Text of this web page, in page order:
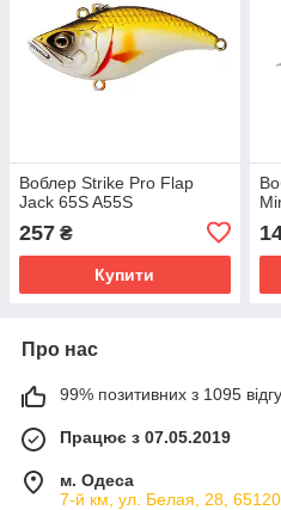
Воблер Strike Pro Flap
Jack 65S A55S
257 ₴
Купити
Про нас
99% позитивних з 1095
Працює з 07.05.2019
м. Одеса
7-й км, ул. Белая, 28,